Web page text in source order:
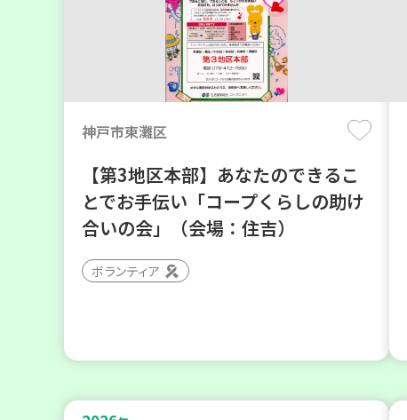
神戸市東灘区
【第3地区本部】あなたのできるこ
とでお手伝い「コープくらしの助け
合いの会」（会場：住吉）
ボランティア